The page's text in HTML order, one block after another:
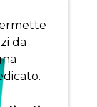
da